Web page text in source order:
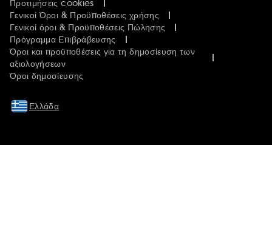
Προτιμήσεις cookies
Γενικοί Όροι & Προϋποθέσεις χρήσης
Γενικοί όροι & Προϋποθέσεις Πώλησης
Πρόγραμμα Επιβράβευσης
Όροι και προϋποθέσεις για τη δημοσίευση των
αξιολογήσεων
Όροι δημοσίευσης
Ελλάδα